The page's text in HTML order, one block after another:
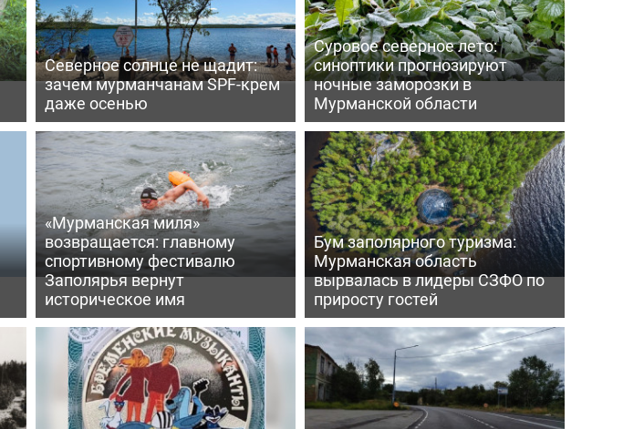
Северное солнце не щадит:
зачем мурманчанам SPF-крем
даже осенью
Суровое северное лето:
синоптики прогнозируют
ночные заморозки в
Мурманской области
«Мурманская миля»
возвращается: главному
спортивному фестивалю
Заполярья вернут
историческое имя
Бум заполярного туризма:
Мурманская область
вырвалась в лидеры СЗФО по
приросту гостей